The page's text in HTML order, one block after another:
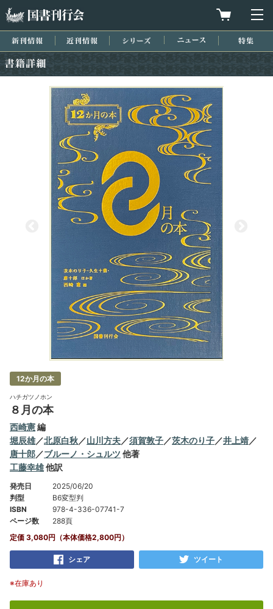
買物カゴを
新刊情報 近刊情報 シリーズ ニュース
12か月の本
ハチガツノホン
８月の本
西崎憲編
堀辰雄／北原白秋／山川方夫／須賀敦子／茨木のり子／井上靖／
唐十郎／ブルーノ・シュルツ 他著
工藤幸雄他訳
発売日
2025/06/20
判型
B6変型判
ISBN
978-4-336-07741-7
ページ数
288頁
定価 3,080円（本体価格2,800円）
シェア ツイート
※在庫あり